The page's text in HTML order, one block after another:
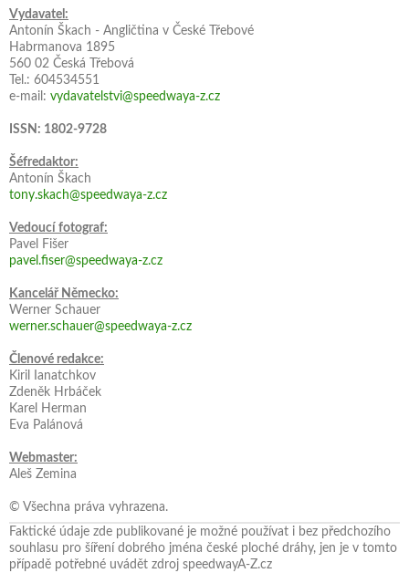
Vydavatel:
Antonín Škach - Angličtina v České Třebové
Habrmanova 1895
560 02 Česká Třebová
Tel.: 604534551
e-mail: vydavatelstvi@speedwaya-z.cz
ISSN: 1802-9728
Šéfredaktor:
Antonín Škach
tony.skach@speedwaya-z.cz
Vedoucí fotograf:
Pavel Fišer
pavel.fiser@speedwaya-z.cz
Kancelář Německo:
Werner Schauer
werner.schauer@speedwaya-z.cz
Členové redakce:
Kiril Ianatchkov
Zdeněk Hrbáček
Karel Herman
Eva Palánová
Webmaster:
Aleš Zemina
© Všechna práva vyhrazena.
Faktické údaje zde publikované je možné používat i bez předchozího
souhlasu pro šíření dobrého jména české ploché dráhy, jen je v tomto
případě potřebné uvádět zdroj speedwayA-Z.cz